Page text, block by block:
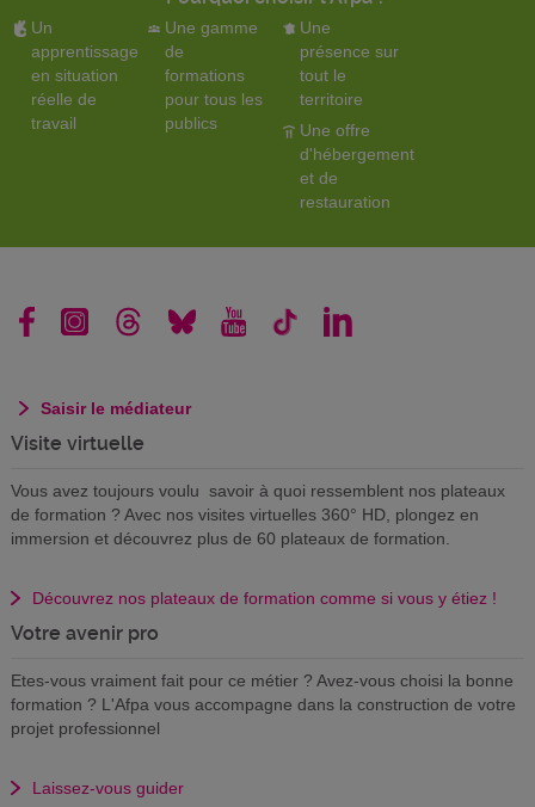
Un
apprentissage
en situation
réelle de
travail
Une gamme
de
formations
pour tous les
publics
Une
présence sur
tout le
territoire
Une offre
d'hébergement
et de
restauration
Saisir le médiateur
Visite virtuelle
Vous avez toujours voulu savoir à quoi ressemblent nos plateaux
de formation ? Avec nos visites virtuelles 360° HD, plongez en
immersion et découvrez plus de 60 plateaux de formation.
Découvrez nos plateaux de formation comme si vous y étiez !
Votre avenir pro
Etes-vous vraiment fait pour ce métier ? Avez-vous choisi la bonne
formation ? L'Afpa vous accompagne dans la construction de votre
projet professionnel
Laissez-vous guider